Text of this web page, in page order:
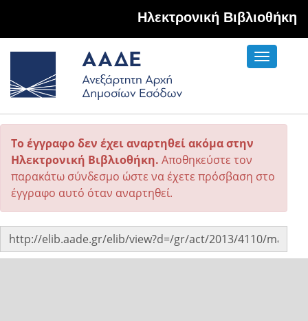
Hλεκτρονική Βιβλιοθήκη
Toggle
Το έγγραφο δεν έχει αναρτηθεί ακόμα στην
Ηλεκτρονική Βιβλιοθήκη. Αποθηκεύστε τον
παρακάτω σύνδεσμο ώστε να έχετε πρόσβαση στο
έγγραφο αυτό όταν αναρτηθεί.